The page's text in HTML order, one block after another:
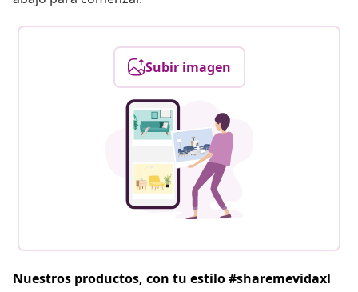
Subir imagen
Nuestros productos, con tu estilo #sharemevidaxl